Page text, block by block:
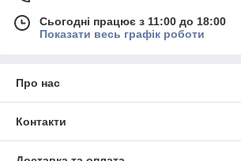
Сьогодні працює з 11:00 до 18:00
Показати весь графік роботи
Про нас
Контакти